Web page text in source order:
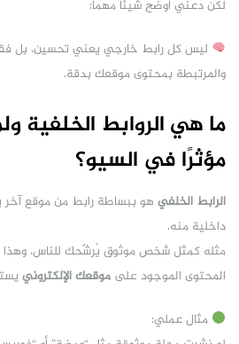
لكن دعني أوضح شيئًا مهمًا:
ليس كل رابط خارجي يعني تحسين، بل
والمرتبطة بمحتوى موقعك بدقة.
ما هي الروابط الخلفية
مؤثرًا في السيو؟
الرابط الخلفي هو ببساطة رابط من موقع
داخلية منه.
مثله كمثل شخص موثوق يُرشّحك للناس،
المحتوى الموجود على موقعك الإلكتروني
مثال عملي: